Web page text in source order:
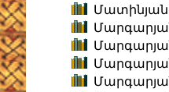
Մատինյան